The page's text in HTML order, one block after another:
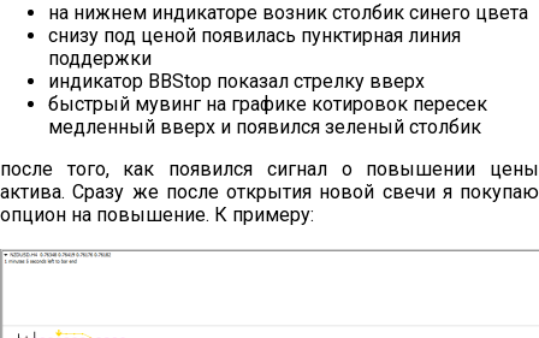
на нижнем индикаторе возник столбик синего цвета
снизу под ценой появилась пунктирная линия
поддержки
индикатор BBStop показал стрелку вверх
быстрый мувинг на графике котировок пересек
медленный вверх и появился зеленый столбик
после того, как появился сигнал о повышении цены
актива. Сразу же после открытия новой свечи я покупаю
опцион на повышение. К примеру: